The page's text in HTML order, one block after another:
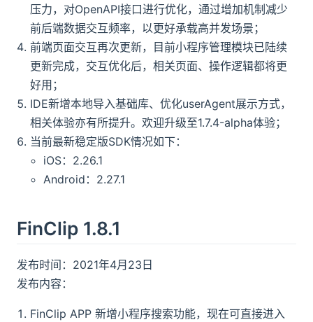
压力，对OpenAPI接口进行优化，通过增加机制减少
前后端数据交互频率，以更好承载高并发场景；
前端页面交互再次更新，目前小程序管理模块已陆续
更新完成，交互优化后，相关页面、操作逻辑都将更
好用；
IDE新增本地导入基础库、优化userAgent展示方式，
相关体验亦有所提升。欢迎升级至1.7.4-alpha体验；
当前最新稳定版SDK情况如下：
iOS：2.26.1
Android：2.27.1
FinClip 1.8.1
发布时间：2021年4月23日
发布内容：
FinClip APP 新增小程序搜索功能，现在可直接进入